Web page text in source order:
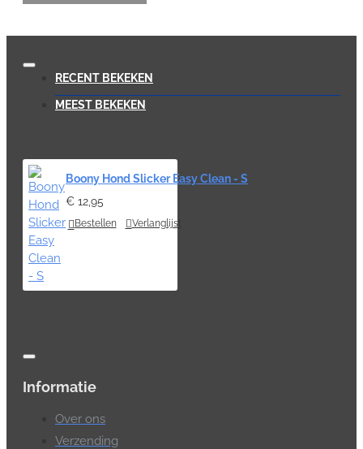
RECENT BEKEKEN
MEEST BEKEKEN
Boony Hond Slicker Easy Clean - S
€ 12,95
Bestellen Verlanglijst
Informatie
Over ons
Verzending